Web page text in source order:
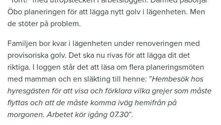
Öbo planeringen för att lägga nytt golv i lägenheten. Men
de stöter på problem.
Familjen bor kvar i lägenheten under renoveringen med
provisoriska golv. Det ska nu rivas för att lägga dit det
riktiga. I loggen står det att läsa om flera planeringsmöten
med mamman och en släkting till henne: ”Hembesök hos
hyresgästen för att visa och förklara vilka grejer som måste
flyttas och att de måste komma iväg hemifrån på
morgonen. Arbetet kör igång 07.30”.